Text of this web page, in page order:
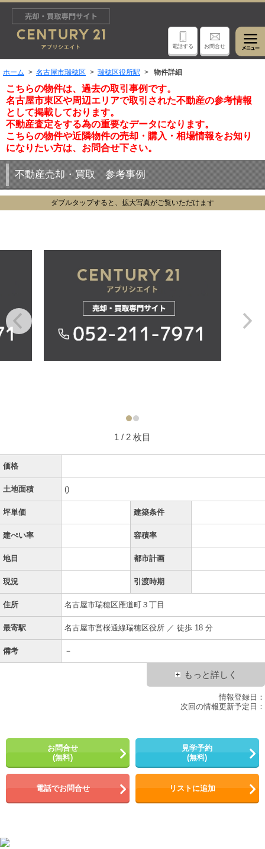
電話する お問合せ
ホーム 名古屋市瑞穂区 瑞穂区役所駅 物件詳細
こちらの物件は、過去の取引事例です。
名古屋市東区や周辺エリアで取引された不動産の参考情報
として掲載しております。
不動産査定をする為の重要なデータになります。
こちらの物件や近隣物件の売却・購入・相場情報をお知り
になりたい方は、お問合せ下さい。
不動産売却・買取 参考事例
ダブルタップすると、拡大写真がご覧いただけます
1 / 2 枚目
価格
土地面積 ()
坪単価 建築条件
建ぺい率 容積率
地目 都市計画
現況 引渡時期
住所 名古屋市瑞穂区雁道町３丁目
最寄駅 名古屋市営桜通線瑞穂区役所 ／ 徒歩 18 分
備考 －
もっと詳しく
情報登録日：
次回の情報更新予定日：
お問合せ
(無料)
見学予約
(無料)
電話でお問合せ リストに追加